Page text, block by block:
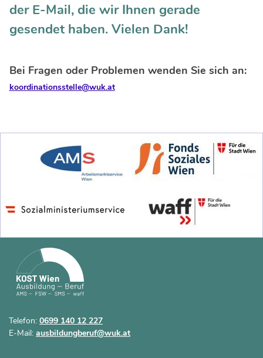
der E-Mail, die wir Ihnen gerade
gesendet haben. Vielen Dank!
Bei Fragen oder Problemen wenden Sie sich an:
koordinationsstelle@wuk.at
Telefon: 0699 140 12 227
E-Mail: ausbildungberuf@wuk.at